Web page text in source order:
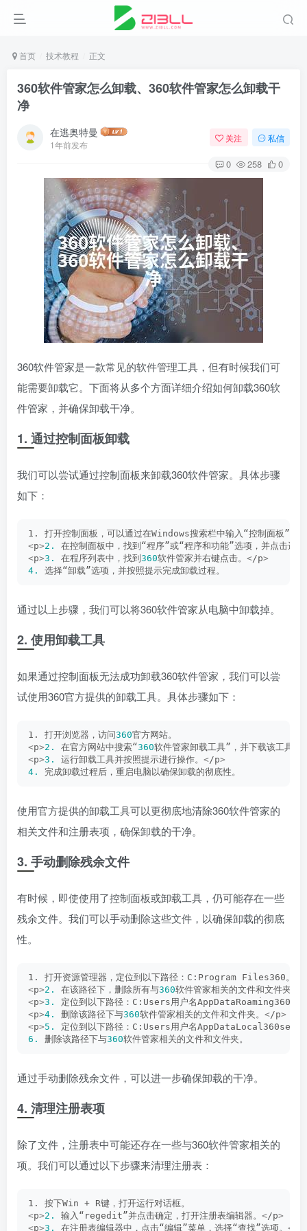
首页 技术教程 正文
360软件管家怎么卸载、360软件管家怎么卸载干
净
在逃奥特曼
1年前发布
关注 私信
0 258 0
360软件管家是一款常见的软件管理工具，但有时候我们可
能需要卸载它。下面将从多个方面详细介绍如何卸载360软
件管家，并确保卸载干净。
1. 通过控制面板卸载
我们可以尝试通过控制面板来卸载360软件管家。具体步骤
如下：
1. 打开控制面板，可以通过在Windows搜索栏中输入“控制面板”来
<p>2.
在控制面板中，找到“程序”或“程序和功能”选项，并点击进
<p>3. 在程序列表中，找到 360软件管家并右键点击。 </p>
4.
选择“卸载”选项，并按照提示完成卸载过程。
通过以上步骤，我们可以将360软件管家从电脑中卸载掉。
2. 使用卸载工具
如果通过控制面板无法成功卸载360软件管家，我们可以尝
试使用360官方提供的卸载工具。具体步骤如下：
1. 打开浏览器，访问360官方网站。
<p>2. 在官方网站中搜索“360软件管家卸载工具”，并下载该工具。
<p>3. 运行卸载工具并按照提示进行操作。 </p>
4.
完成卸载过程后，重启电脑以确保卸载的彻底性。
使用官方提供的卸载工具可以更彻底地清除360软件管家的
相关文件和注册表项，确保卸载的干净。
3. 手动删除残余文件
有时候，即使使用了控制面板或卸载工具，仍可能存在一些
残余文件。我们可以手动删除这些文件，以确保卸载的彻底
性。
1. 打开资源管理器，定位到以下路径：C:Program Files360。
<p>2. 在该路径下，删除所有与360软件管家相关的文件和文件夹。
<p>3.
定位到以下路径：C:Users用户名
<p>4. 删除该路径下与360软件管家相关的文件和文件夹。 </p>
<p>5. 定位到以下路径：C:Users用户名AppDataLocal360se6。
6.
删除该路径下与360软件管家相关的文件和文件夹。
通过手动删除残余文件，可以进一步确保卸载的干净。
4. 清理注册表项
除了文件，注册表中可能还存在一些与360软件管家相关的
项。我们可以通过以下步骤来清理注册表：
1. 按下Win + R键，打开运行对话框。
<p>2. 输入“regedit”并点击确定，打开注册表编辑器。 </p>
<p>3. 在注册表编辑器中，点击“编辑”菜单，选择“查找”选项。 <